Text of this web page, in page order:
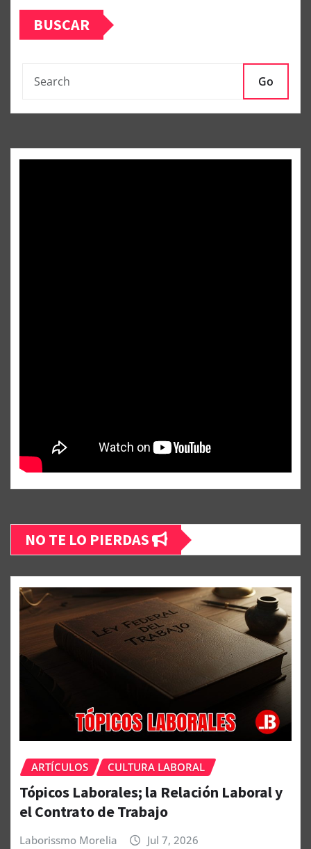
BUSCAR
Go
NO TE LO PIERDAS
ARTÍCULOS CULTURA LABORAL
Tópicos Laborales; la Relación Laboral y
el Contrato de Trabajo
Laborissmo Morelia Jul 7, 2026